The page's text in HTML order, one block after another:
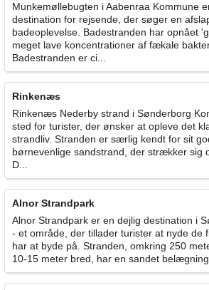
Munkemøllebugten i Aabenraa Kommune
destination for rejsende, der søger en
badeoplevelse. Badestranden har opnået
meget lave koncentrationer af fækale
Badestranden er ci...
Rinkenæs
Rinkenæs Nederby strand i Sønderborg
sted for turister, der ønsker at opleve det
strandliv. Stranden er særlig kendt for sit
børnevenlige sandstrand, der strækker sig
D...
Alnor Strandpark
Alnor Strandpark er en dejlig destination i
- et område, der tillader turister at nyde de
har at byde på. Stranden, omkring 250
10-15 meter bred, har en sandet